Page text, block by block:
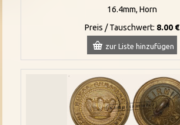
16.4mm, Horn
Preis / Tauschwert: 8.00 €
zur Liste hinzufügen